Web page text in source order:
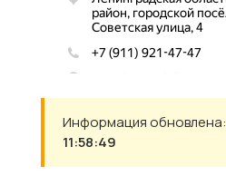
Информация обновлена:
11:58:49